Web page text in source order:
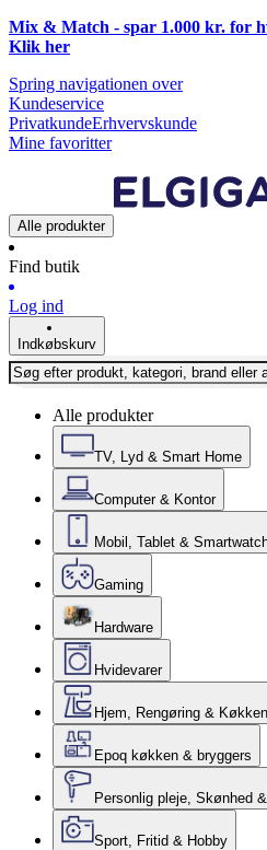
Mix & Match - spar 1.000 kr. for
Klik her
Spring navigationen over
Kundeservice
PrivatkundeErhvervskunde
Mine favoritter
Alle produkter
Find butik
Log ind
Indkøbskurv
Alle produkter
TV, Lyd & Smart Home
Computer & Kontor
Mobil, Tablet &
Gaming
Hardware
Hvidevarer
Hjem, Rengøring &
Epoq køkken & bryggers
Personlig pleje, Skønhed
Sport, Fritid & Hobby